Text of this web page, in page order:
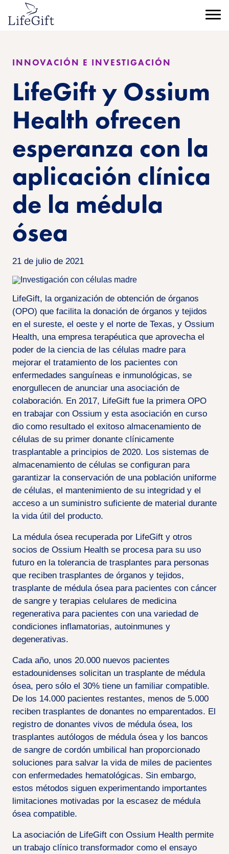
contenido
principal
Menú
INNOVACIÓN E INVESTIGACIÓN
LifeGift y Ossium
Health ofrecen
esperanza con la
aplicación clínica
de la médula
ósea
21 de julio de 2021
LifeGift, la organización de obtención de órganos
(OPO) que facilita la donación de órganos y tejidos
en el sureste, el oeste y el norte de Texas, y Ossium
Health, una empresa terapéutica que aprovecha el
poder de la ciencia de las células madre para
mejorar el tratamiento de los pacientes con
enfermedades sanguíneas e inmunológicas, se
enorgullecen de anunciar una asociación de
colaboración. En 2017, LifeGift fue la primera OPO
en trabajar con Ossium y esta asociación en curso
dio como resultado el exitoso almacenamiento de
células de su primer donante clínicamente
trasplantable a principios de 2020. Los sistemas de
almacenamiento de células se configuran para
garantizar la conservación de una población uniforme
de células, el mantenimiento de su integridad y el
acceso a un suministro suficiente de material durante
la vida útil del producto.
La médula ósea recuperada por LifeGift y otros
socios de Ossium Health se procesa para su uso
futuro en la tolerancia de trasplantes para personas
que reciben trasplantes de órganos y tejidos,
trasplante de médula ósea para pacientes con cáncer
de sangre y terapias celulares de medicina
regenerativa para pacientes con una variedad de
condiciones inflamatorias, autoinmunes y
degenerativas.
Cada año, unos 20.000 nuevos pacientes
estadounidenses solicitan un trasplante de médula
ósea, pero sólo el 30% tiene un familiar compatible.
De los 14.000 pacientes restantes, menos de 5.000
reciben trasplantes de donantes no emparentados. El
registro de donantes vivos de médula ósea, los
trasplantes autólogos de médula ósea y los bancos
de sangre de cordón umbilical han proporcionado
soluciones para salvar la vida de miles de pacientes
con enfermedades hematológicas. Sin embargo,
estos métodos siguen experimentando importantes
limitaciones motivadas por la escasez de médula
ósea compatible.
La asociación de LifeGift con Ossium Health permite
un trabajo clínico transformador como el ensayo